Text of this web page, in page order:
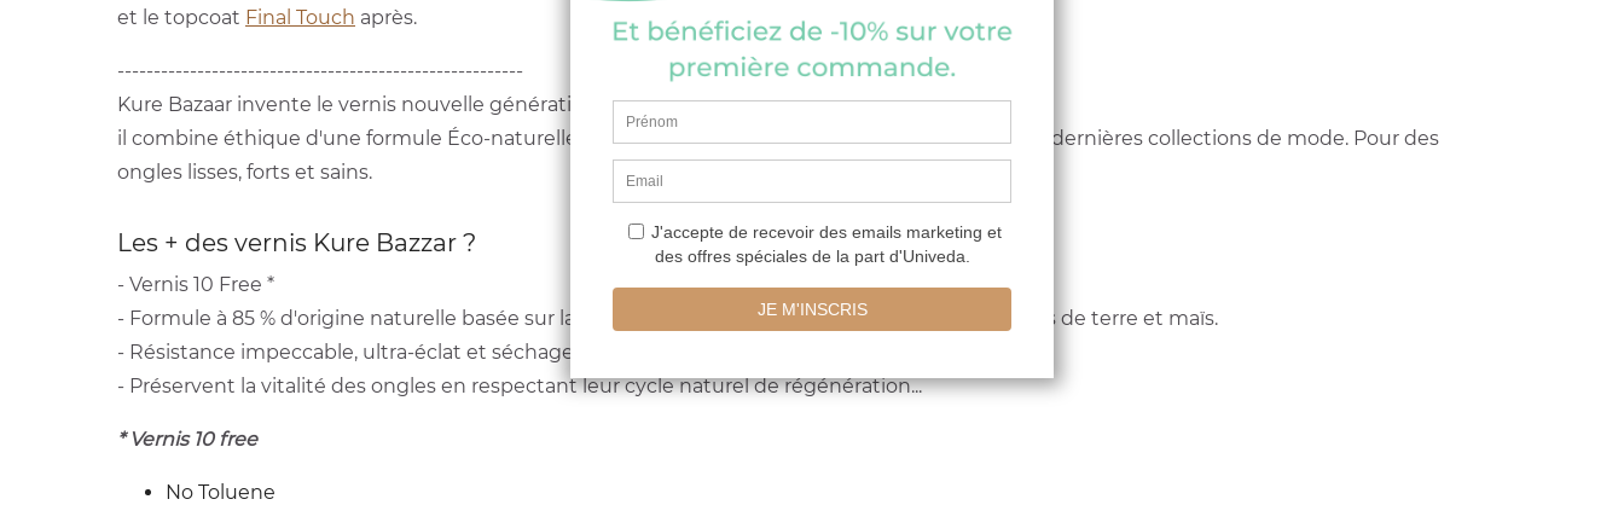
et le topcoat Final Touch après.
--------------------------------------------------------
Kure Bazaar invente le vernis nouvelle génération :
il combine éthique d'une formule Éco-naturelle et couleurs vibrantes inspirées directement des dernières collections de mode. Pour des
ongles lisses, forts et sains.
Les + des vernis Kure Bazzar ?
- Vernis 10 Free *
- Formule à 85 % d'origine naturelle basée sur la pulpe de bois (pâte à papier), blé, coton, pommes de terre et maïs.
- Résistance impeccable, ultra-éclat et séchage rapide.
- Préservent la vitalité des ongles en respectant leur cycle naturel de régénération...
* Vernis 10 free
No Toluene